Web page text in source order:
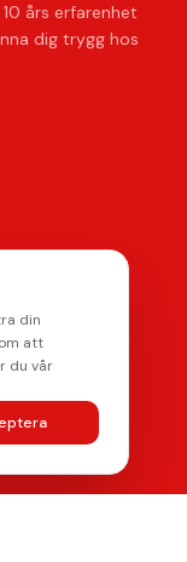
års erfarenhet
dig trygg hos
din
att
du vår